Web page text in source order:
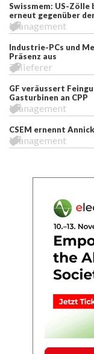
Swissmem: US-
erneut gegenüber
Management
Industrie-PCs und
Präsenz aus
Zulieferer
GF veräussert
Gasturbinen an CPP
Management
CSEM ernennt
Management